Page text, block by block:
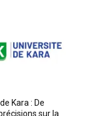
Kara : De
sur la